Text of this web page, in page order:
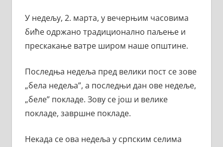
У недељу, 2. марта, у вечерњим часовима
биће одржано традиционално паљење и
прескакање ватре широм наше општине.
Последња недеља пред велики пост се зове
„бела недеља”, а последњи дан ове недеље,
„беле” покладе. Зову се још и велике
покладе, завршне покладе.
Некада се ова недеља у српским селима